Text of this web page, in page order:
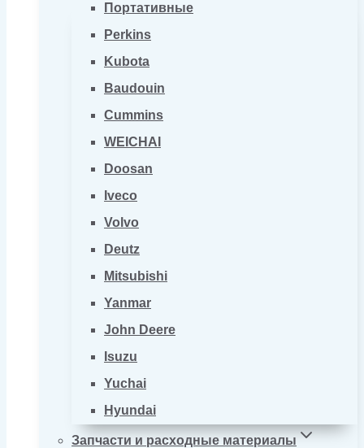
Портативные
Perkins
Kubota
Baudouin
Cummins
WEICHAI
Doosan
Iveco
Volvo
Deutz
Mitsubishi
Yanmar
John Deere
Isuzu
Yuchai
Hyundai
Запчасти и расходные материалы